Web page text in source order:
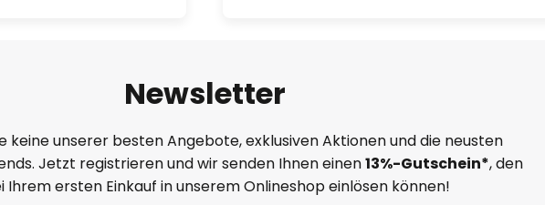
Newsletter
keine unserer besten Angebote, exklusiven Aktionen und die neusten
Jetzt registrieren und wir senden Ihnen einen13%-Gutschein*, den
Ihrem ersten Einkauf in unserem Onlineshop einlösen können!